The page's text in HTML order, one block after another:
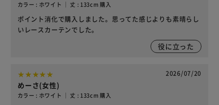
カラー : ホワイト ｜ 丈 : 133cm 購入
ポイント消化で購入しました。思ってた感じよりも素晴らし
いレースカーテンでした。
役に立った
2026/07/20
めーさ(女性)
カラー : ホワイト ｜ 丈 : 133cm 購入